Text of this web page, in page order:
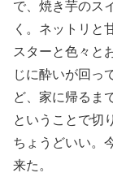
で、焼き芋のス
く。ネットリと
スターと色々と
じに酔いが回っ
ど、家に帰るま
ということで切
ちょうどいい。
来た。